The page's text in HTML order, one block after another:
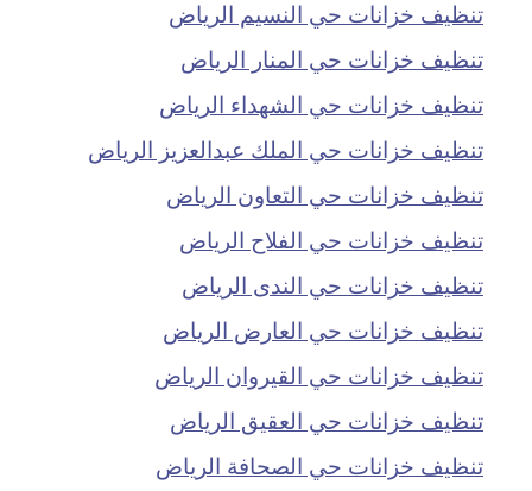
تنظيف خزانات حي النسيم الرياض
تنظيف خزانات حي المنار الرياض
تنظيف خزانات حي الشهداء الرياض
تنظيف خزانات حي الملك عبدالعزيز الرياض
تنظيف خزانات حي التعاون الرياض
تنظيف خزانات حي الفلاح الرياض
تنظيف خزانات حي الندى الرياض
تنظيف خزانات حي العارض الرياض
تنظيف خزانات حي القيروان الرياض
تنظيف خزانات حي العقيق الرياض
تنظيف خزانات حي الصحافة الرياض